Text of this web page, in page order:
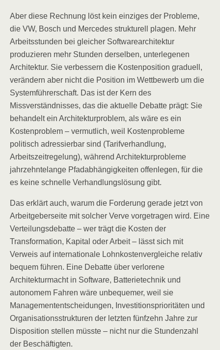
Aber diese Rechnung löst kein einziges der Probleme,
die VW, Bosch und Mercedes strukturell plagen. Mehr
Arbeitsstunden bei gleicher Softwarearchitektur
produzieren mehr Stunden derselben, unterlegenen
Architektur. Sie verbessern die Kostenposition graduell,
verändern aber nicht die Position im Wettbewerb um die
Systemführerschaft. Das ist der Kern des
Missverständnisses, das die aktuelle Debatte prägt: Sie
behandelt ein Architekturproblem, als wäre es ein
Kostenproblem – vermutlich, weil Kostenprobleme
politisch adressierbar sind (Tarifverhandlung,
Arbeitszeitregelung), während Architekturprobleme
jahrzehntelange Pfadabhängigkeiten offenlegen, für die
es keine schnelle Verhandlungslösung gibt.
Das erklärt auch, warum die Forderung gerade jetzt von
Arbeitgeberseite mit solcher Verve vorgetragen wird. Eine
Verteilungsdebatte – wer trägt die Kosten der
Transformation, Kapital oder Arbeit – lässt sich mit
Verweis auf internationale Lohnkostenvergleiche relativ
bequem führen. Eine Debatte über verlorene
Architekturmacht in Software, Batterietechnik und
autonomem Fahren wäre unbequemer, weil sie
Managemententscheidungen, Investitionsprioritäten und
Organisationsstrukturen der letzten fünfzehn Jahre zur
Disposition stellen müsste – nicht nur die Stundenzahl
der Beschäftigten.